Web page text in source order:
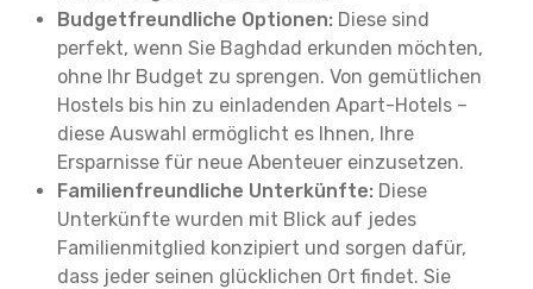
Budgetfreundliche Optionen: Diese sind
perfekt, wenn Sie Baghdad erkunden möchten,
ohne Ihr Budget zu sprengen. Von gemütlichen
Hostels bis hin zu einladenden Apart-Hotels –
diese Auswahl ermöglicht es Ihnen, Ihre
Ersparnisse für neue Abenteuer einzusetzen.
Familienfreundliche Unterkünfte: Diese
Unterkünfte wurden mit Blick auf jedes
Familienmitglied konzipiert und sorgen dafür,
dass jeder seinen glücklichen Ort findet. Sie